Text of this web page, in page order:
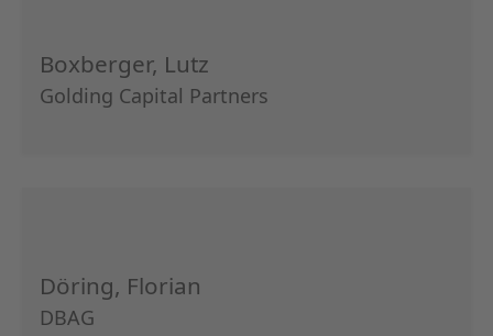
Boxberger, Lutz
Golding Capital Partners
Döring, Florian
DBAG